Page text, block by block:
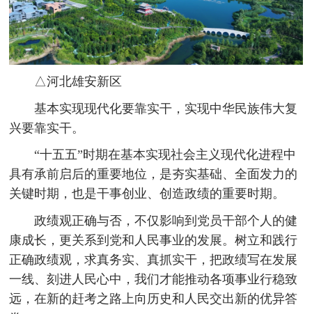
△河北雄安新区
基本实现现代化要靠实干，实现中华民族伟大复
兴要靠实干。
“十五五”时期在基本实现社会主义现代化进程中
具有承前启后的重要地位，是夯实基础、全面发力的
关键时期，也是干事创业、创造政绩的重要时期。
政绩观正确与否，不仅影响到党员干部个人的健
康成长，更关系到党和人民事业的发展。树立和践行
正确政绩观，求真务实、真抓实干，把政绩写在发展
一线、刻进人民心中，我们才能推动各项事业行稳致
远，在新的赶考之路上向历史和人民交出新的优异答